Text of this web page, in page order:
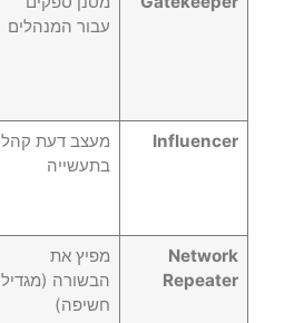
עבור המנהלים
Influencer
מעצב דעת קהל
בתעשייה
Network
Repeater
מפיץ את
הבשורה (מגדיל
חשיפה)